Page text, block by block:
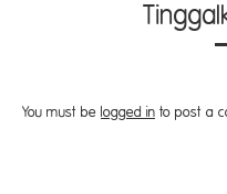
You must be logged in to post a